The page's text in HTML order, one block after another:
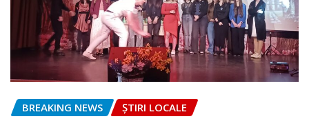
BREAKING NEWS ȘTIRI LOCALE